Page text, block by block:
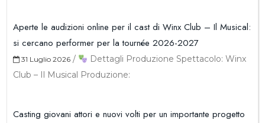
Aperte le audizioni online per il cast di Winx Club – Il Musical:
si cercano performer per la tournée 2026-2027
31 Luglio 2026 /
Dettagli Produzione Spettacolo: Winx
Club – Il Musical Produzione:
Casting giovani attori e nuovi volti per un importante progetto